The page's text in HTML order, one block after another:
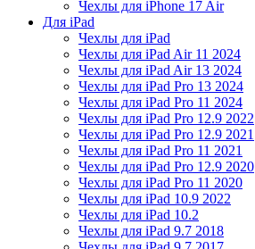
Чехлы для iPhone 17 Air
Для iPad
Чехлы для iPad
Чехлы для iPad Air 11 2024
Чехлы для iPad Air 13 2024
Чехлы для iPad Pro 13 2024
Чехлы для iPad Pro 11 2024
Чехлы для iPad Pro 12.9 2022
Чехлы для iPad Pro 12.9 2021
Чехлы для iPad Pro 11 2021
Чехлы для iPad Pro 12.9 2020
Чехлы для iPad Pro 11 2020
Чехлы для iPad 10.9 2022
Чехлы для iPad 10.2
Чехлы для iPad 9.7 2018